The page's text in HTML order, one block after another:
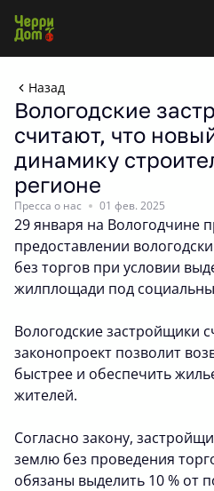
Назад
Вологодские
считают, что
динамику
регионе
Пресса о нас 01 фев. 2025
29 января на Вологодчине
предоставлении
без торгов при условии
жилплощади под
Вологодские застройщики
законопроект позволит
быстрее и обеспечить
жителей.
Согласно закону,
землю без проведения
обязаны выделить 10 % от